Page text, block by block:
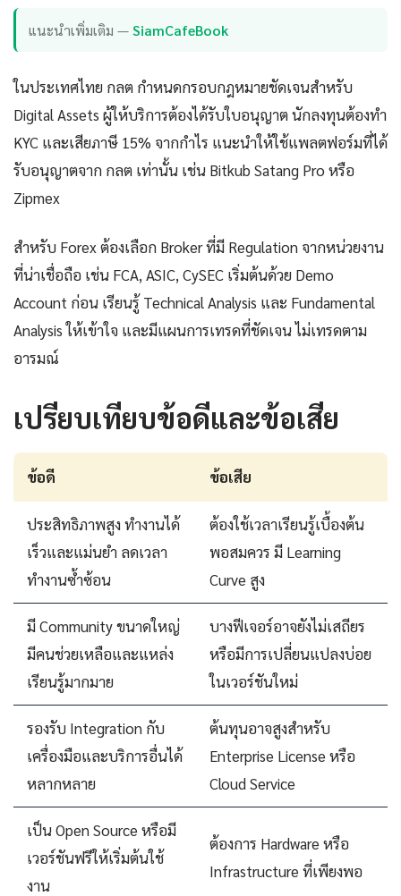
แนะนำเพิ่มเติม —SiamCafeBook
ในประเทศไทย กลต กำหนดกรอบกฎหมายชัดเจนสำหรับ
Digital Assets ผู้ให้บริการต้องได้รับใบอนุญาต นักลงทุนต้องทำ
KYC และเสียภาษี 15% จากกำไร แนะนำให้ใช้แพลตฟอร์มที่ได้
รับอนุญาตจาก กลต เท่านั้น เช่น Bitkub Satang Pro หรือ
Zipmex
สำหรับ Forex ต้องเลือก Broker ที่มี Regulation จากหน่วยงาน
ที่น่าเชื่อถือ เช่น FCA, ASIC, CySEC เริ่มต้นด้วย Demo
Account ก่อน เรียนรู้ Technical Analysis และ Fundamental
Analysis ให้เข้าใจ และมีแผนการเทรดที่ชัดเจน ไม่เทรดตาม
อารมณ์
เปรียบเทียบข้อดีและข้อเสีย
ข้อดี ข้อเสีย
ประสิทธิภาพสูง ทำงานได้
เร็วและแม่นยำ ลดเวลา
ทำงานซ้ำซ้อน
ต้องใช้เวลาเรียนรู้เบื้องต้น
พอสมควร มี Learning
Curve สูง
มี Community ขนาดใหญ่
มีคนช่วยเหลือและแหล่ง
เรียนรู้มากมาย
บางฟีเจอร์อาจยังไม่เสถียร
หรือมีการเปลี่ยนแปลงบ่อย
ในเวอร์ชันใหม่
รองรับ Integration กับ
เครื่องมือและบริการอื่นได้
หลากหลาย
ต้นทุนอาจสูงสำหรับ
Enterprise License หรือ
Cloud Service
เป็น Open Source หรือมี
เวอร์ชันฟรีให้เริ่มต้นใช้
งาน
ต้องการ Hardware หรือ
Infrastructure ที่เพียงพอ